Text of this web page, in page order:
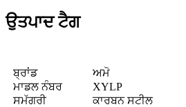
ਉਤਪਾਦ ਟੈਗ
ਬ੍ਰਾਂਡ
ਅਮੋ
ਮਾਡਲ ਨੰਬਰ
XYLP
ਸਮੱਗਰੀ
ਕਾਰਬਨ ਸਟੀਲ